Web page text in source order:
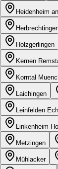
Heidenheim
Holzgerlingen
Kernen
Korntal
Laichingen
Leinfelden
Linkenheim
Metzingen
Mühlacker